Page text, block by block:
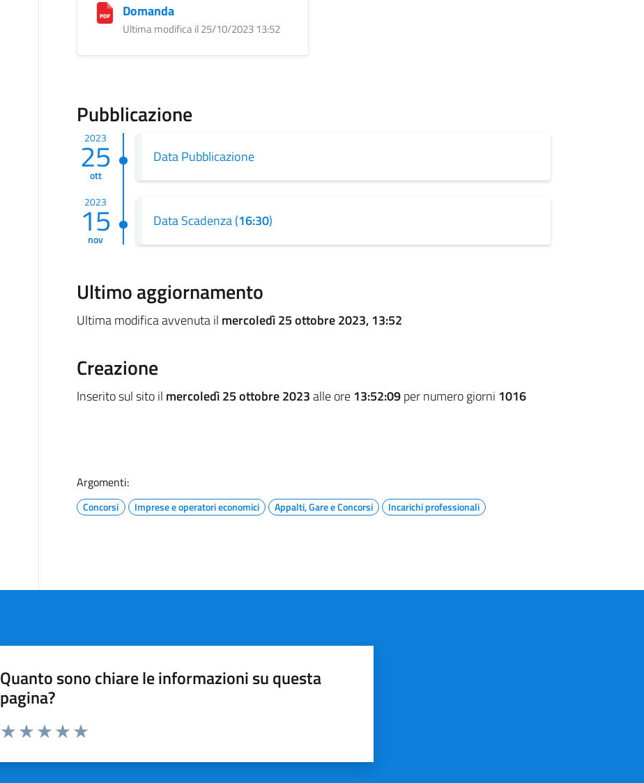
Domanda
Ultima modifica il 25/10/2023 13:52
Pubblicazione
2023
25
ott
Data Pubblicazione
2023
15
nov
Data Scadenza (16:30)
Ultimo aggiornamento
Ultima modifica avvenuta il mercoledì 25 ottobre 2023, 13:52
Creazione
Inserito sul sito il mercoledì 25 ottobre 2023alle ore13:52:09per numero giorni 1016
Argomenti:
Concorsi Imprese e operatori economici Appalti, Gare e Concorsi Incarichi professionali
Quanto sono chiare le informazioni su questa
pagina?
Valuta da 1 a 5 stelle la pagina